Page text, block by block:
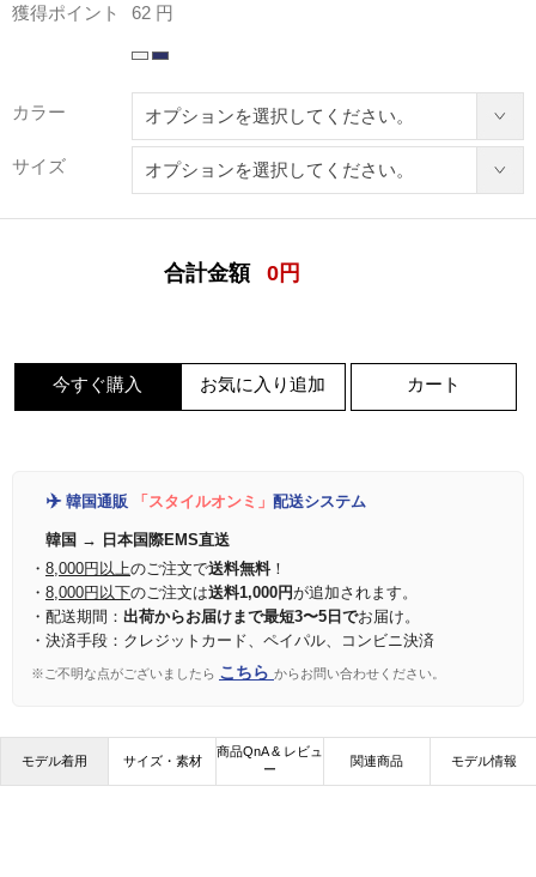
獲得ポイント 62 円
カラー
サイズ
合計金額 0 円
今すぐ購入 お気に入り追加 カート
✈️ 韓国通販 「スタイルオンミ」 配送システム
韓国 → 日本国際EMS直送
・ 8,000円以上のご注文で送料無料！
・ 8,000円以下のご注文は送料1,000円が追加されます。
・配送期間： 出荷からお届けまで最短3〜5日でお届け。
・決済手段：クレジットカード、ペイパル、コンビニ決済
※ご不明な点がございましたら こちら からお問い合わせください。
モデル着用 サイズ・素材
商品QnA & レビュ
ー
関連商品 モデル情報